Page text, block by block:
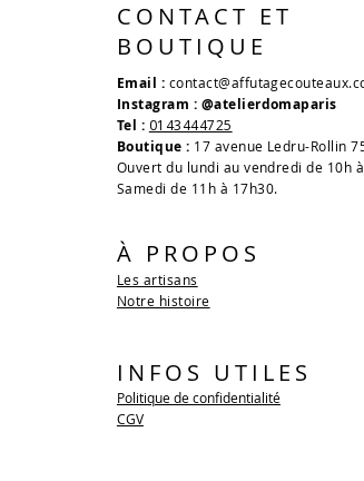
CONTACT ET
BOUTIQUE
Email :
Instagram : @atelierdomaparis
Tel : 0143444725
Boutique : 17 avenue Ledru-Rollin
Ouvert du lundi au vendredi de 10h
Samedi de 11h à 17h30.
À PROPOS
Les artisans
Notre histoire
INFOS UTILES
Politique de confidentialité
CGV